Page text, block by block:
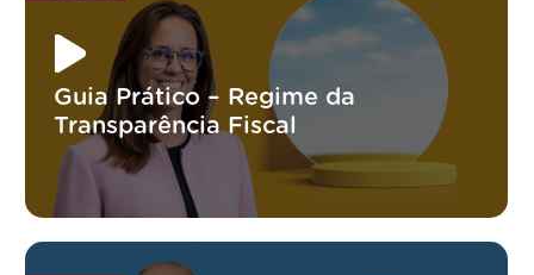
Guia Prático – Regime da
Transparência Fiscal